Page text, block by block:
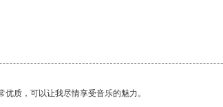
质，可以让我尽情享受音乐的魅力。